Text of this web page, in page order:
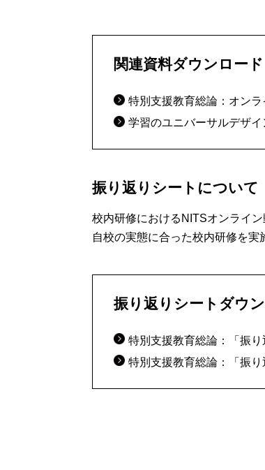
関連資料ダウンロード
特別支援教育総論：オン
学習のユニバーサルデザ
振り返りシートについて
校内研修におけるNITSオンライ
自校の実態に合った校内研修を実
振り返りシートダウ
特別支援教育総論：「振り
特別支援教育総論：「振り